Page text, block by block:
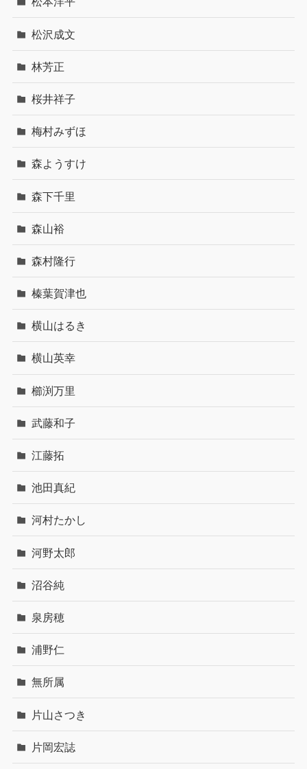
松沢成文
林芳正
桜井祥子
梅村みずほ
森ようすけ
森下千里
森山裕
森村隆行
榛葉賀津也
横山はるき
横山英幸
櫛渕万里
武藤和子
江藤拓
池田真紀
河村たかし
河野太郎
沼谷純
泉房穂
浦野仁
無所属
片山さつき
片岡宏誌